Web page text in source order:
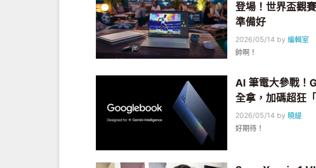
登場！世界盃觀
準備好
2026/05/14 by編輯室
帥啊！
AI 筆電大參戰！
全拿，加碼超狂
2026/05/14 by 曉緹
好期待！